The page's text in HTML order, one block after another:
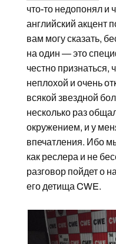
что-то недопонял и
английский акцент
вам могу сказать,
на один — это
честно признаться,
неплохой и очень
всякой звездной
несколько раз
окружением, и у
впечатления. Ибо
как реслера и не
разговор пойдет о
его детища CWE.